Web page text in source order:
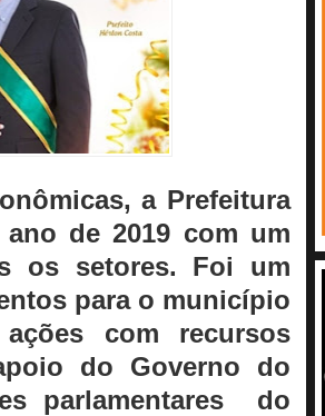
a Prefeitura
de 2019 com um
os setores. Foi um
para o município
com recursos
do Governo do
parlamentares do